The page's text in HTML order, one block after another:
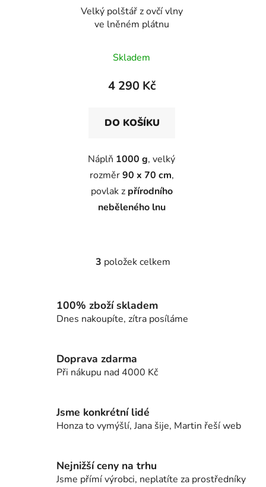
Velký polštář z ovčí vlny
ve lněném plátnu
Skladem
4 290 Kč
DO KOŠÍKU
Náplň 1000 g, velký
rozměr90 x 70 cm,
povlak z přírodního
neběleného lnu
O
á
d
í
p
k
y
p
i
3 položek celkem
100% zboží skladem
Dnes nakoupíte, zítra posíláme
Doprava zdarma
Při nákupu nad 4000 Kč
Jsme konkrétní lidé
Honza to vymýšlí, Jana šije, Martin řeší web
Nejnižší ceny na trhu
Jsme přímí výrobci, neplatíte za prostředníky